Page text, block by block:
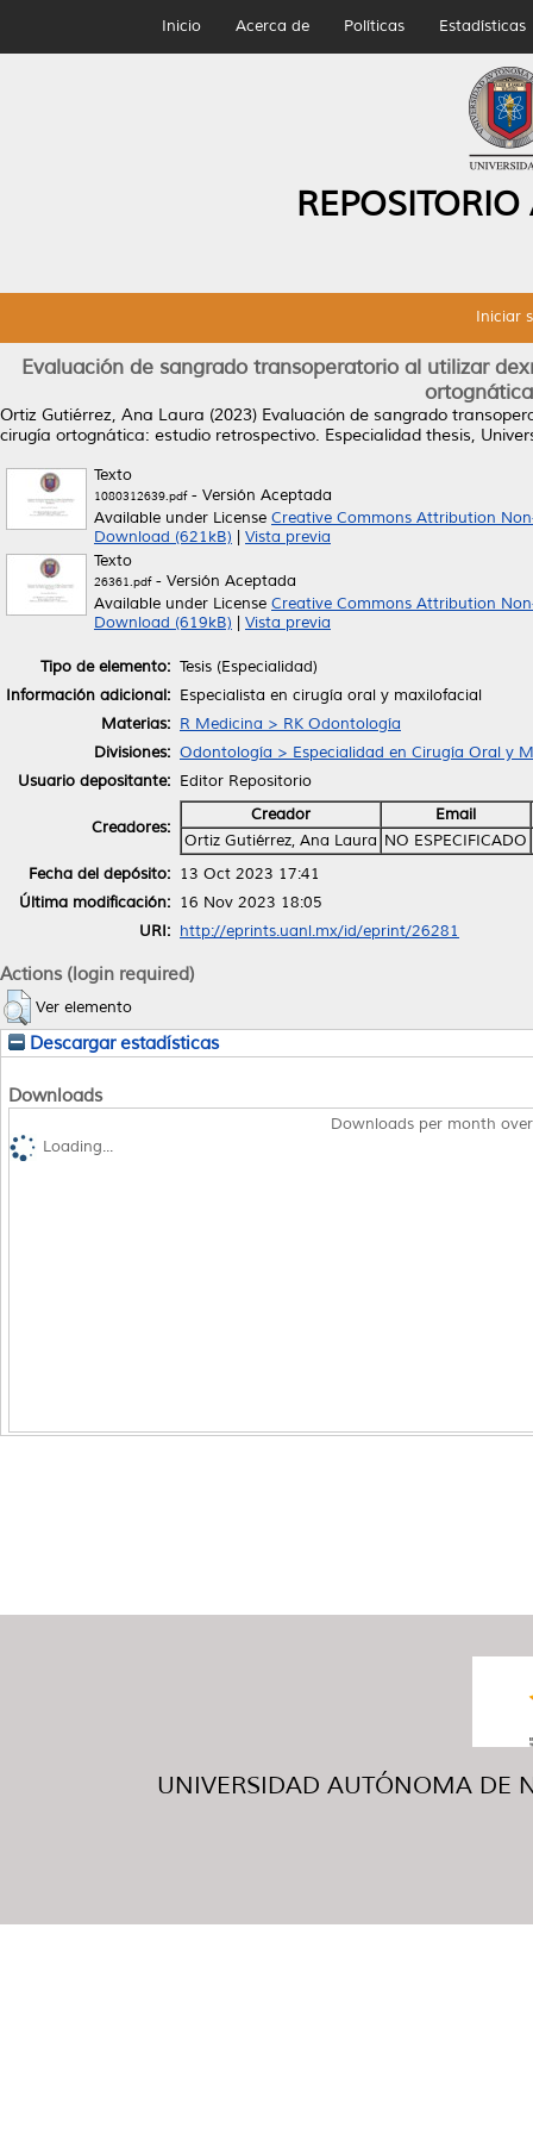
Inicio Acerca de Políticas Estadísticas
Iniciar
Evaluación de sangrado transoperatorio al utilizar
Ortiz Gutiérrez, Ana Laura (2023) Evaluación de sangrado
cirugía ortognática: estudio retrospectivo. Especialidad thesis,
Texto
1080312639.pdf- Versión Aceptada
Available under License Creative Commons Attribution
Download (621kB)
Vista previa
Texto
26361.pdf- Versión Aceptada
Available under License Creative Commons Attribution
Download (619kB)
Vista previa
Tipo de elemento: Tesis (Especialidad)
Información adicional: Especialista en cirugía oral y maxilofacial
Materias: R Medicina > RK Odontología
Divisiones: Odontología > Especialidad en Cirugía Oral y
Usuario depositante: Editor Repositorio
Creadores:
Creador
Email
Ortiz Gutiérrez, Ana Laura NO ESPECIFICADO
Fecha del depósito: 13 Oct 2023 17:41
Última modificación: 16 Nov 2023 18:05
URI: http://eprints.uanl.mx/id/eprint/26281
Actions (login required)
Ver elemento
Descargar estadísticas
Downloads
Downloads per month
Loading...
UNIVERSIDAD AUTÓNOMA DE